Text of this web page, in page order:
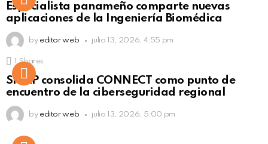
Click to view this post
Especialista panameño comparte nuevas
aplicaciones de la Ingeniería Biomédica
by editor web julio 13, 2026, 4:55 pm
Click to view this post
Shares
SISAP consolida CONNECT como punto de
encuentro de la ciberseguridad regional
by editor web julio 13, 2026, 5:00 pm